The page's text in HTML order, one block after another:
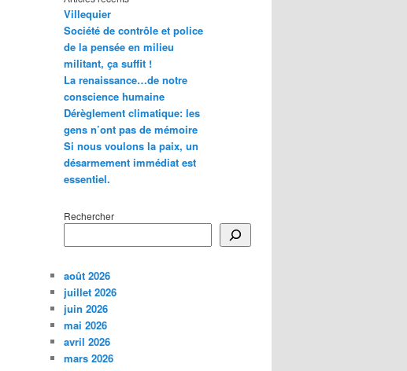
Villequier
Société de contrôle et police
de la pensée en milieu
militant, ça suffit !
La renaissance…de notre
conscience humaine
Dérèglement climatique: les
gens n’ont pas de mémoire
Si nous voulons la paix, un
désarmement immédiat est
essentiel.
Rechercher
août 2026
juillet 2026
juin 2026
mai 2026
avril 2026
mars 2026